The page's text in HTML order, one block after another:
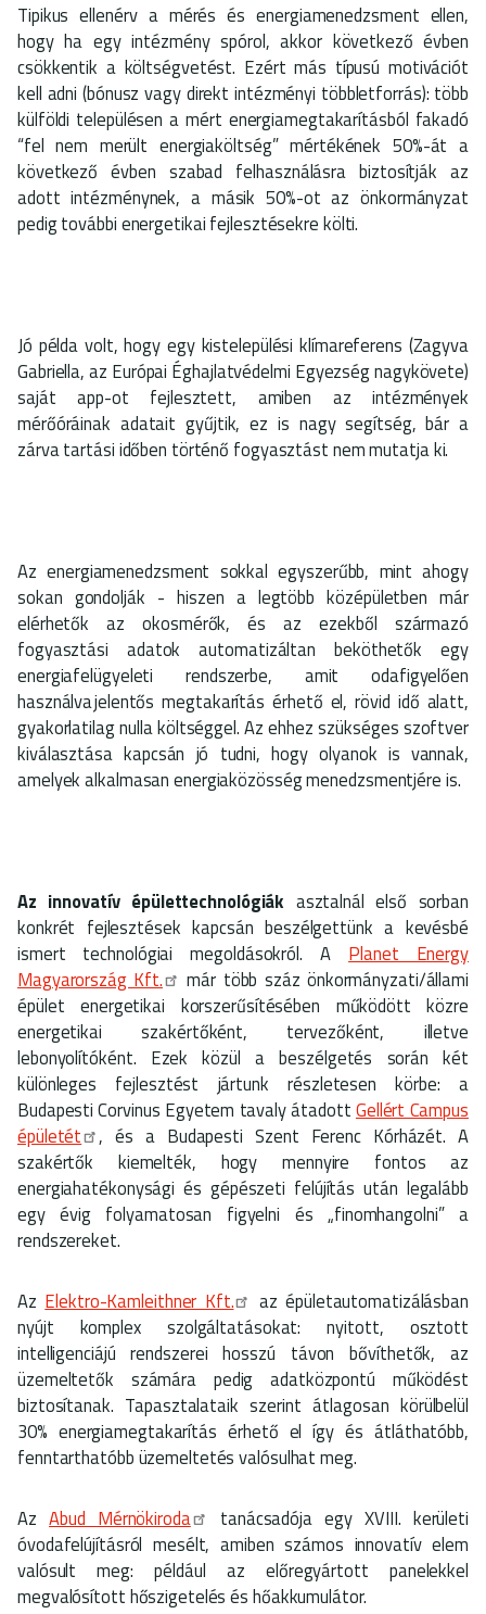
Tipikus ellenérv a mérés és energiamenedzsment ellen,
hogy ha egy intézmény spórol, akkor következő évben
csökkentik a költségvetést. Ezért más típusú motivációt
kell adni (bónusz vagy direkt intézményi többletforrás): több
külföldi településen a mért energiamegtakarításból fakadó
“fel nem merült energiaköltség” mértékének 50%-át a
következő évben szabad felhasználásra biztosítják az
adott intézménynek, a másik 50%-ot az önkormányzat
pedig további energetikai fejlesztésekre költi.
Jó példa volt, hogy egy kistelepülési klímareferens (Zagyva
Gabriella, az Európai Éghajlatvédelmi Egyezség nagykövete)
saját app-ot fejlesztett, amiben az intézmények
mérőóráinak adatait gyűjtik, ez is nagy segítség, bár a
zárva tartási időben történő fogyasztást nem mutatja ki.
Az energiamenedzsment sokkal egyszerűbb, mint ahogy
sokan gondolják - hiszen a legtöbb középületben már
elérhetők az okosmérők, és az ezekből származó
fogyasztási adatok automatizáltan beköthetők egy
energiafelügyeleti rendszerbe, amit odafigyelően
használva jelentős megtakarítás érhető el, rövid idő alatt,
gyakorlatilag nulla költséggel. Az ehhez szükséges szoftver
kiválasztása kapcsán jó tudni, hogy olyanok is vannak,
amelyek alkalmasan energiaközösség menedzsmentjére is.
Az innovatív épülettechnológiák asztalnál első sorban
konkrét fejlesztések kapcsán beszélgettünk a kevésbé
ismert technológiai megoldásokról. A Planet Energy
Magyarország Kft.
már több száz önkormányzati/állami
épület energetikai korszerűsítésében működött közre
energetikai szakértőként, tervezőként, illetve
lebonyolítóként. Ezek közül a beszélgetés során két
különleges fejlesztést jártunk részletesen körbe: a
Budapesti Corvinus Egyetem tavaly átadott Gellért Campus
épületét
, és a Budapesti Szent Ferenc Kórházét. A
szakértők kiemelték, hogy mennyire fontos az
energiahatékonysági és gépészeti felújítás után legalább
egy évig folyamatosan figyelni és „finomhangolni” a
rendszereket.
Az Elektro-Kamleithner Kft.
az épületautomatizálásban
nyújt komplex szolgáltatásokat: nyitott, osztott
intelligenciájú rendszerei hosszú távon bővíthetők, az
üzemeltetők számára pedig adatközpontú működést
biztosítanak. Tapasztalataik szerint átlagosan körülbelül
30% energiamegtakarítás érhető el így és átláthatóbb,
fenntarthatóbb üzemeltetés valósulhat meg.
AzAbud Mérnökiroda
tanácsadója egy XVIII. kerületi
óvodafelújításról mesélt, amiben számos innovatív elem
valósult meg: például az előregyártott panelekkel
megvalósított hőszigetelés és hőakkumulátor.